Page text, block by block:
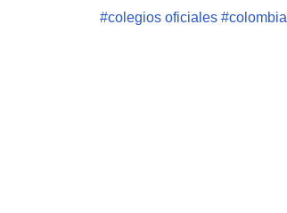
#colegios oficiales #colombia